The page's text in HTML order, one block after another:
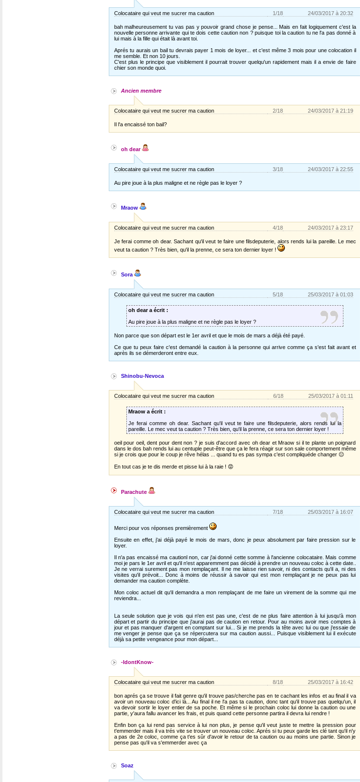
Colocataire qui veut me sucrer ma caution 1/18 24/03/2017 à 20:32
bah malheureusement tu vas pas y pouvoir grand chose je pense... Mais en fait logiquement c'est la
nouvelle personne arrivante qui te dois cette caution non ? puisque toi la caution tu ne l'a pas donné à
lui mais à la fille qui était là avant toi.
Aprés tu aurais un bail tu devrais payer 1 mois de loyer... et c'est même 3 mois pour une colocation il
me semble. Et non 10 jours.
C'est plus le principe que visiblement il pourrait trouver quelqu'un rapidement mais il a envie de faire
chier son monde quoi.
Ancien membre
Colocataire qui veut me sucrer ma caution 2/18 24/03/2017 à 21:19
Il l'a encaissé ton bail?
oh dear
Colocataire qui veut me sucrer ma caution 3/18 24/03/2017 à 22:55
Au pire joue à la plus maligne et ne règle pas le loyer ?
Mraow
Colocataire qui veut me sucrer ma caution 4/18 24/03/2017 à 23:17
Je ferai comme oh dear. Sachant qu'il veut te faire une filsdeputerie, alors rends lui la pareille. Le mec
veut ta caution ? Très bien, qu'il la prenne, ce sera ton dernier loyer !
Sora
Colocataire qui veut me sucrer ma caution 5/18 25/03/2017 à 01:03
oh dear a écrit :
Au pire joue à la plus maligne et ne règle pas le loyer ?
Non parce que son départ est le 1er avril et que le mois de mars a déjà été payé.
Ce que tu peux faire c'est demandé la caution à la personne qui arrive comme ça s'est fait avant et
après ils se démerderont entre eux.
Shinobu-Nevoca
Colocataire qui veut me sucrer ma caution 6/18 25/03/2017 à 01:11
Mraow a écrit :
Je ferai comme oh dear. Sachant qu'il veut te faire une filsdeputerie, alors rends lui la
pareille. Le mec veut ta caution ? Très bien, qu'il la prenne, ce sera ton dernier loyer !
oeil pour oeil, dent pour dent non ? je suis d'accord avec oh dear et Mraow si il te plante un poignard
dans le dos bah rends lui au centuple peut-être que ça le fera réagir sur son sale comportement même
si je crois que pour le coup je rêve hélas ... quand tu es pas sympa c'est compliquéde changer 😐
En tout cas je te dis merde et pisse lui à la raie ! 😡
Parachute
Colocataire qui veut me sucrer ma caution 7/18 25/03/2017 à 16:07
Merci pour vos réponses premièrement
Ensuite en effet, j'ai déjà payé le mois de mars, donc je peux absolument par faire pression sur le
loyer.
Il n'a pas encaissé ma cautionl non, car j'ai donné cette somme à l'ancienne colocataire. Mais comme
moi je pars le 1er avril et qu'il n'est apparemment pas décidé à prendre un nouveau coloc à cette date..
Je ne verrai surement pas mon remplaçant. Il ne me laisse rien savoir, ni des contacts qu'il a, ni des
visites qu'il prévoit... Donc à moins de réussir à savoir qui est mon remplaçant je ne peux pas lui
demander ma caution complète.
Mon coloc actuel dit qu'il demandra a mon remplaçant de me faire un virement de la somme qui me
reviendra...
La seule solution que je vois qui n'en est pas une, c'est de ne plus faire attention à lui jusqu'à mon
départ et partir du principe que j'aurai pas de caution en retour. Pour au moins avoir mes comptes à
jour et pas manquer d'argent en comptant sur lui... Si je me prends la tête avec lui ou que j'essaie de
me venger je pense que ça se répercutera sur ma caution aussi... Puisque visiblement lui il exécute
déjà sa petite vengeance pour mon départ...
-IdontKnow-
Colocataire qui veut me sucrer ma caution 8/18 25/03/2017 à 16:42
bon aprés ça se trouve il fait genre qu'il trouve pas/cherche pas en te cachant les infos et au final il va
avoir un nouveau coloc d'ici là... Au final il ne l'a pas ta caution, donc tant qu'il trouve pas quelqu'un, il
va devoir sortir le loyer entier de sa poche. Et même si le prochain coloc lui donne la caution ou une
partie, y'aura fallu avancer les frais, et puis quand cette personne partira il devra lui rendre !
Enfin bon ça lui rend pas service à lui non plus, je pense qu'il veut juste te mettre la pression pour
t'emmerder mais il va trés vite se trouver un nouveau coloc. Aprés si tu peux garde les clé tant qu'il n'y
a pas de 2e coloc, comme ça t'es sûr d'avoir le retour de ta caution ou au moins une partie. Sinon je
pense pas qu'il va s'emmerder avec ça
Soaz